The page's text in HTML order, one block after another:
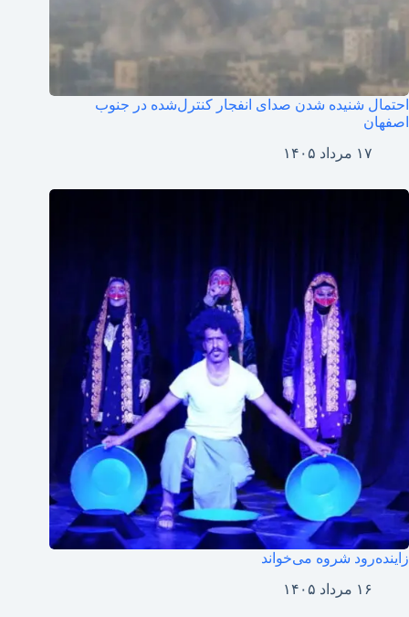
احتمال شنیده شدن صدای انفجار کنترل‌شده در جنوب
اصفهان
۱۷ مرداد ۱۴۰۵
زاینده‌رود شروه می‌خواند
۱۶ مرداد ۱۴۰۵